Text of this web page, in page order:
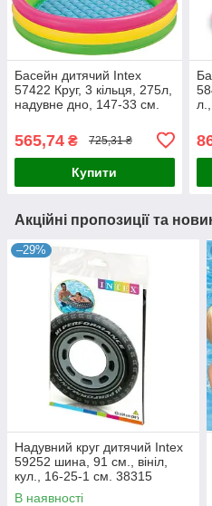
Басейн дитячий Intex
57422 Круг, 3 кільця, 275л,
надувне дно, 147-33 см.
565,74 ₴ 725,31 ₴
Купити
Акційні пропозиції та
–29%
Надувний круг дитячий Intex
59252 шина, 91 см., вініл,
кул., 16-25-1 см. 38315
В наявності